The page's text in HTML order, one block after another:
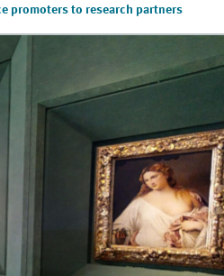
promoters to research partners